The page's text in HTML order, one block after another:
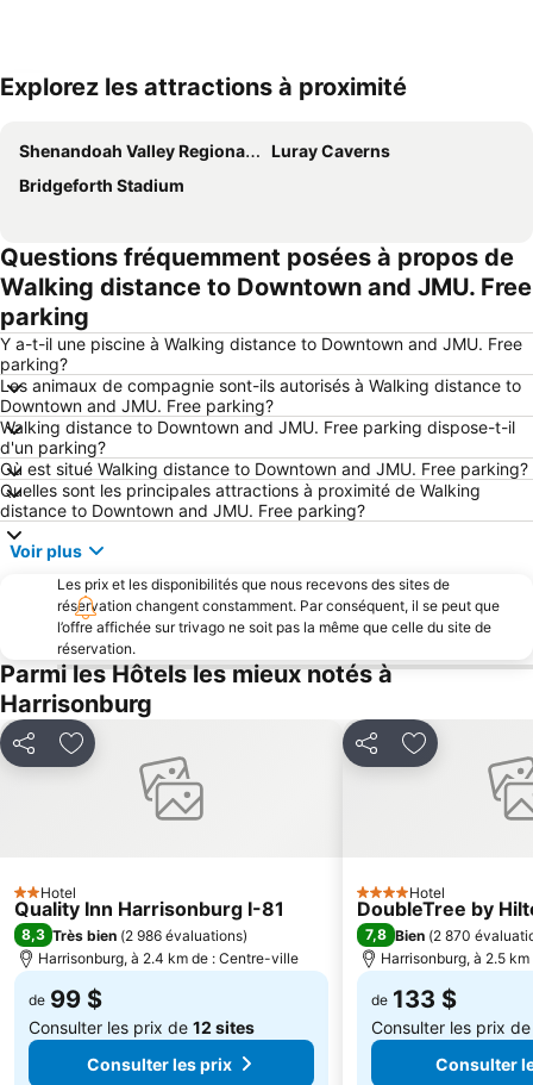
Explorez les attractions à proximité
Shenandoah Valley Regional Airport
Luray Caverns
Bridgeforth Stadium
Questions fréquemment posées à propos de
Walking distance to Downtown and JMU. Free
parking
Y a-t-il une piscine à Walking distance to Downtown and JMU. Free
parking?
Les animaux de compagnie sont-ils autorisés à Walking distance to
Downtown and JMU. Free parking?
Walking distance to Downtown and JMU. Free parking dispose-t-il
d'un parking?
Où est situé Walking distance to Downtown and JMU. Free parking?
Quelles sont les principales attractions à proximité de Walking
distance to Downtown and JMU. Free parking?
Voir plus
Les prix et les disponibilités que nous recevons des sites de
réservation changent constamment. Par conséquent, il se peut que
l’offre affichée sur trivago ne soit pas la même que celle du site de
réservation.
Parmi les Hôtels les mieux notés à
Harrisonburg
PartagerAjouter à mes favoris
2 Étoiles
Hotel
Quality Inn Harrisonburg I-81
8,3 Très bien (2 986 évaluations)
Harrisonburg, à 2.4 km de : Centre-ville
de 99 $
Consulter les prix de 12 sites
Consulter les prix
PartagerAjouter à
4 ÉtoilesHotel
DoubleTree by
7,8 Bien (2 870
Harrisonburg, à 2.5
de 133 $
Consulter les prix
Consulter